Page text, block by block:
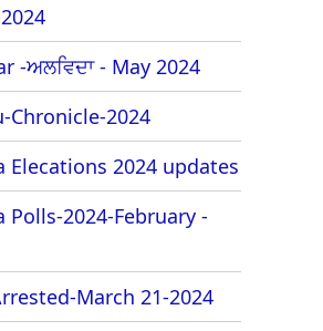
-ਅਲਵਿਦਾ - May 2024
Chronicle-2024
Elecations 2024 updates
Polls-2024-February -
March 21-2024